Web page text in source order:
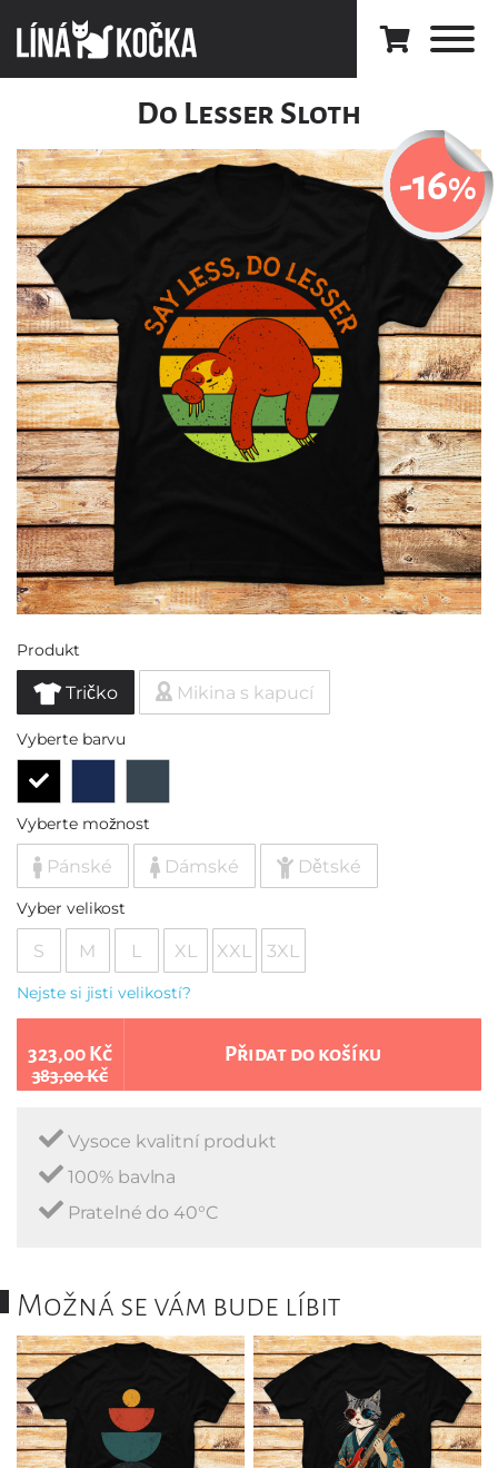
Do Lesser Sloth
-16%
Produkt
Tričko Mikina s kapucí
Vyberte barvu
Vyberte možnost
Pánské Dámské Dětské
Vyber velikost
S M L XL XXL 3XL
Nejste si jisti velikostí?
323,00 Kč
383,00 Kč
Přidat do košíku
Vysoce kvalitní produkt
100% bavlna
Pratelné do 40°C
Možná se vám bude líbit